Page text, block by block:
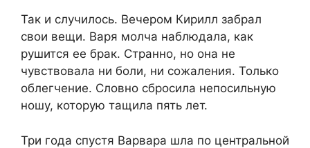
Так и случилось. Вечером Кирилл забрал
свои вещи. Варя молча наблюдала, как
рушится ее брак. Странно, но она не
чувствовала ни боли, ни сожаления. Только
облегчение. Словно сбросила непосильную
ношу, которую тащила пять лет.
Три года спустя Варвара шла по центральной